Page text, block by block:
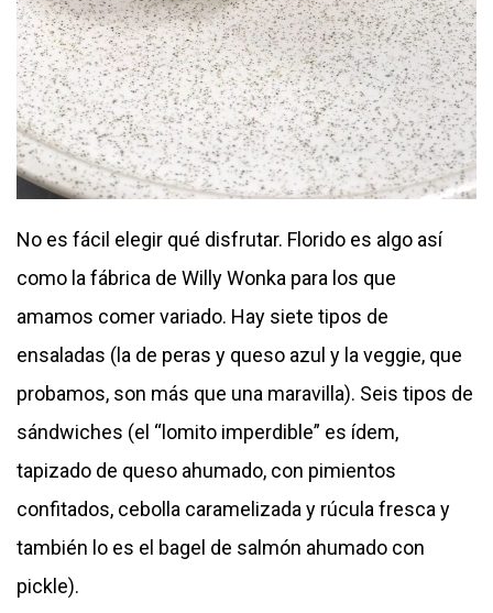
No es fácil elegir qué disfrutar. Florido es algo así
como la fábrica de Willy Wonka para los que
amamos comer variado. Hay siete tipos de
ensaladas (la de peras y queso azul y la veggie, que
probamos, son más que una maravilla). Seis tipos de
sándwiches (el “lomito imperdible” es ídem,
tapizado de queso ahumado, con pimientos
confitados, cebolla caramelizada y rúcula fresca y
también lo es el bagel de salmón ahumado con
pickle).